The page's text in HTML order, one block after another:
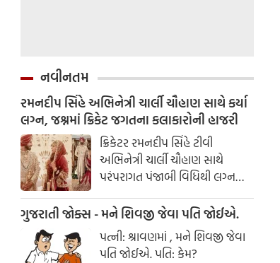
નવીનતમ
રમનદીપ સિંહે અભિનેત્રી ચાર્લી ચૌહાણ સાથે કર્યા
લગ્ન, જશ્નમાં ક્રિકેટ જગતના કલાકારોની હાજરી
ક્રિકેટર રમનદીપ સિંહે ટીવી
અભિનેત્રી ચાર્લી ચૌહાણ સાથે
પરંપરાગત પંજાબી વિધિથી લગ્ન
કર્યા. રમનદીપ અને ચાર્લીએ તેમના
લગ્નના કેટલાક સુંદર ફોટા ચાહકો
સાથે શેર કર્યા.
ગુજરાતી જોક્સ - મને શિવજી જેવા પતિ જોઈએ.
પત્ની: શ્રાવણમાં , મને શિવજી જેવા
પતિ જોઈએ. પતિ: કેમ?